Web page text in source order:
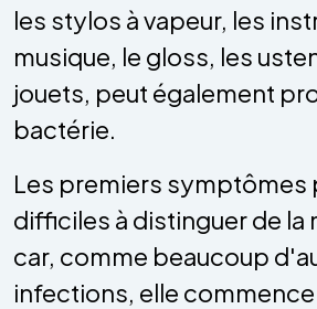
les stylos à vapeur, les
musique, le gloss, les
jouets, peut également
bactérie.
Les premiers symptômes
difficiles à distinguer de la
car, comme beaucoup
infections, elle